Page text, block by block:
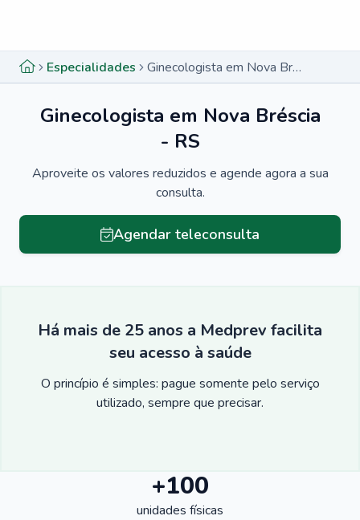
Especialidades Ginecologista em Nova Bréscia - RS
Ginecologista em Nova Bréscia
- RS
Aproveite os valores reduzidos e agende agora a sua
consulta.
Agendar teleconsulta
Há mais de 25 anos a Medprev facilita
seu acesso à saúde
O princípio é simples: pague somente pelo serviço
utilizado, sempre que precisar.
+100
unidades físicas